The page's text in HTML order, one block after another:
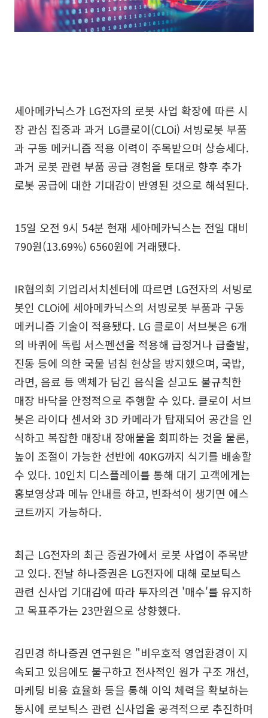
세아메카닉스가 LG전자의 로봇 사업 확장에 따른 시
장 관심 집중과 과거 LG클로이(CLOi) 서빙로봇 부품
과 구동 메커니즘 적용 이력이 주목받으며 상승세다.
과거 로봇 관련 부품 공급 경험을 토대로 향후 추가
로봇 공급에 대한 기대감이 반영된 것으로 해석된다.
15일 오전 9시 54분 현재 세아메카닉스는 전일 대비
790원(13.69%) 6560원에 거래됐다.
IR협의회 기업리서치센터에 따르면 LG전자의 서빙로
봇인 CLOi에 세아메카닉스의 서빙로봇 부품과 구동
메커니즘 기술이 적용됐다. LG 클로이 서브봇은 6개
의 바퀴에 독립 서스펜션을 적용해 급정거나 급출발,
진동 등에 의한 국물 넘침 현상을 방지했으며, 국밥,
라면, 음료 등 액체가 담긴 음식을 싣고도 불규칙한
매장 바닥을 안정적으로 주행할 수 있다. 클로이 서브
봇은 라이다 센서와 3D 카메라가 탑재되어 공간을 인
식하고 복잡한 매장내 장애물을 회피하는 것을 물론,
높이 조절이 가능한 선반에 40KG까지 식기를 배송할
수 있다. 10인치 디스플레이를 통해 대기 고객에게는
홍보영상과 메뉴 안내를 하고, 빈좌석이 생기면 에스
코트까지 가능하다.
최근 LG전자의 최근 증권가에서 로봇 사업이 주목받
고 있다. 전날 하나증권은 LG전자에 대해 로보틱스
관련 신사업 기대감에 따라 투자의견 '매수'를 유지하
고 목표주가는 23만원으로 상향했다.
김민경 하나증권 연구원은 "비우호적 영업환경이 지
속되고 있음에도 불구하고 전사적인 원가 구조 개선,
마케팅 비용 효율화 등을 통해 이익 체력을 확보하는
동시에 로보틱스 관련 신사업을 공격적으로 추진하며